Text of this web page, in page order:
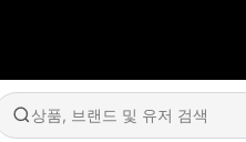
상품, 브랜드 및 유저 검색